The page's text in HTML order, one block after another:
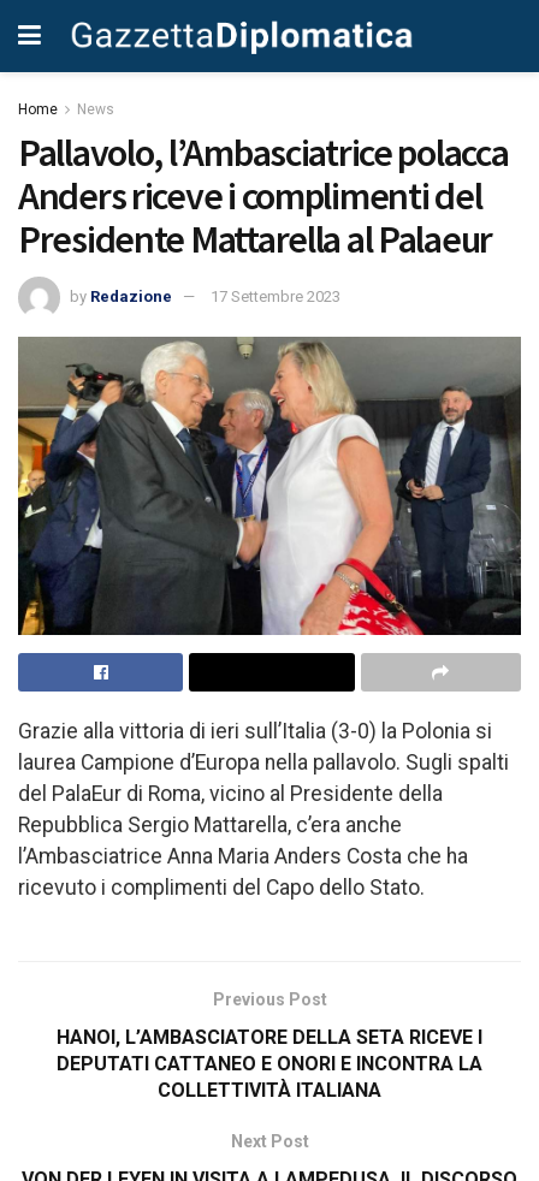
Home News
Pallavolo, l’Ambasciatrice polacca
Anders riceve i complimenti del
Presidente Mattarella al Palaeur
by Redazione 17 Settembre 2023
Grazie alla vittoria di ieri sull’Italia (3-0) la Polonia si
laurea Campione d’Europa nella pallavolo. Sugli spalti
del PalaEur di Roma, vicino al Presidente della
Repubblica Sergio Mattarella, c’era anche
l’Ambasciatrice Anna Maria Anders Costa che ha
ricevuto i complimenti del Capo dello Stato.
Previous Post
HANOI, L’AMBASCIATORE DELLA SETA RICEVE I
DEPUTATI CATTANEO E ONORI E INCONTRA LA
COLLETTIVITÀ ITALIANA
Next Post